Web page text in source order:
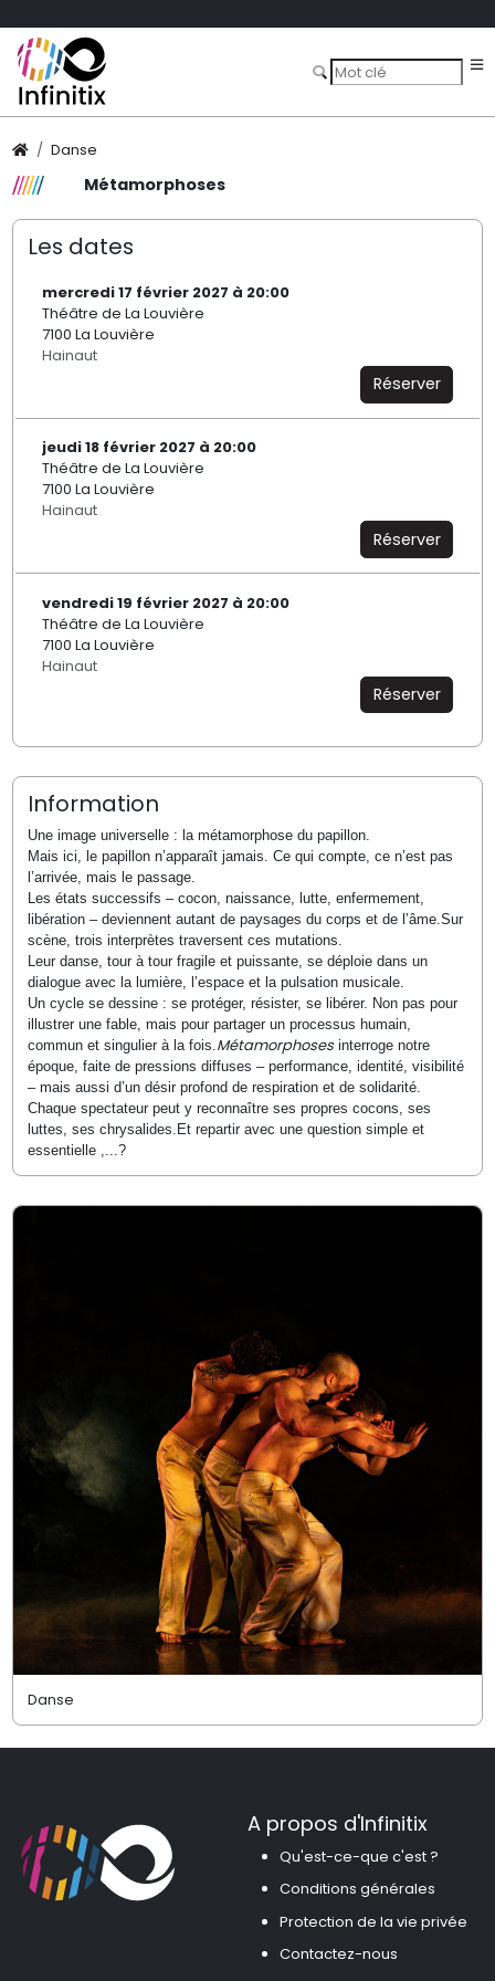
Danse
Métamorphoses
Les dates
mercredi 17 février 2027 à 20:00
Théâtre de La Louvière
7100 La Louvière
Hainaut
Réserver
jeudi 18 février 2027 à 20:00
Théâtre de La Louvière
7100 La Louvière
Hainaut
Réserver
vendredi 19 février 2027 à 20:00
Théâtre de La Louvière
7100 La Louvière
Hainaut
Réserver
Information
Une image universelle : la métamorphose du papillon.
Mais ici, le papillon n’apparaît jamais. Ce qui compte, ce n’est pas
l’arrivée, mais le passage.
Les états successifs – cocon, naissance, lutte, enfermement,
libération – deviennent autant de paysages du corps et de l’âme.Sur
scène, trois interprètes traversent ces mutations.
Leur danse, tour à tour fragile et puissante, se déploie dans un
dialogue avec la lumière, l’espace et la pulsation musicale.
Un cycle se dessine : se protéger, résister, se libérer. Non pas pour
illustrer une fable, mais pour partager un processus humain,
commun et singulier à la fois. Métamorphosesinterroge notre
époque, faite de pressions diffuses – performance, identité, visibilité
– mais aussi d’un désir profond de respiration et de solidarité.
Chaque spectateur peut y reconnaître ses propres cocons, ses
luttes, ses chrysalides.Et repartir avec une question simple et
essentielle ,...?
Danse
A propos d'Infinitix
Qu'est-ce-que c'est ?
Conditions générales
Protection de la vie privée
Contactez-nous